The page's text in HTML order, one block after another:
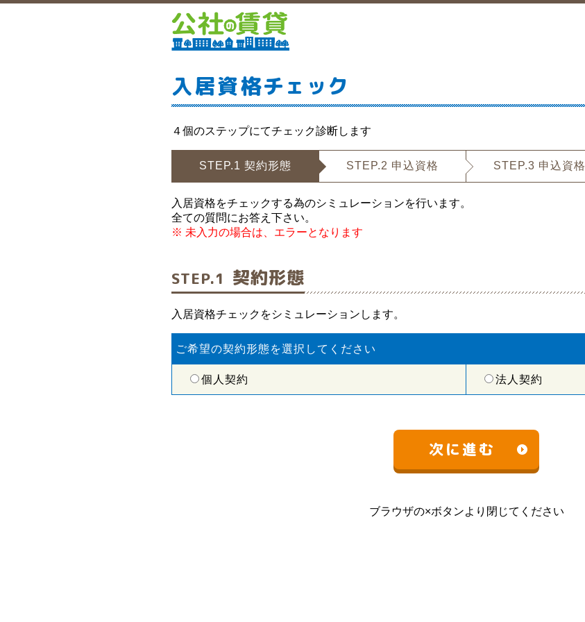
入居資格チェック
４個のステップにてチェック診断します
STEP.1 契約形態 STEP.2 申込資格 STEP.3 申込資格
入居資格をチェックする為のシミュレーションを行います。
全ての質問にお答え下さい。
※ 未入力の場合は、エラーとなります
STEP.1 契約形態
入居資格チェックをシミュレーションします。
ご希望の契約形態を選択してください
個人契約 法人契約
ブラウザの×ボタンより閉じてください